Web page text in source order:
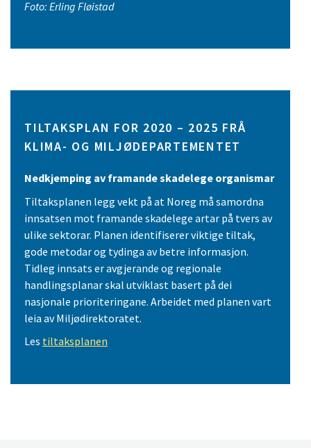
Foto: Erling Fløistad
TILTAKSPLAN FOR 2020 – 2025 FRÅ
KLIMA- OG MILJØDEPARTEMENTET
Nedkjemping av framande skadelege organismar
Tiltaksplanen legg vekt på at Noreg må samordna
innsatsen mot framande skadelege artar på tvers av
ulike sektorar. Planen identifiserer viktige tiltak,
gode metodar og tydinga av betre informasjon.
Tidleg innsats er avgjerande og regionale
handlingsplanar skal utviklast basert på dei
nasjonale prioriteringane. Arbeidet med planen vart
leia av Miljødirektoratet.
Les tiltaksplanen